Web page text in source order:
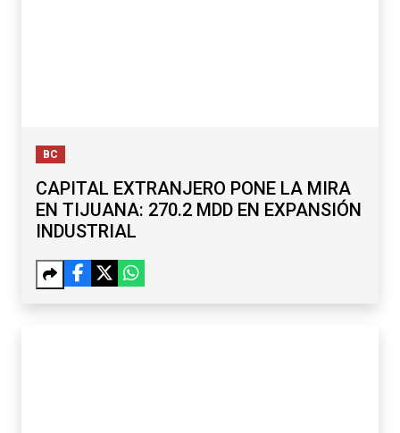
BC
CAPITAL EXTRANJERO PONE LA MIRA
EN TIJUANA: 270.2 MDD EN EXPANSIÓN
INDUSTRIAL